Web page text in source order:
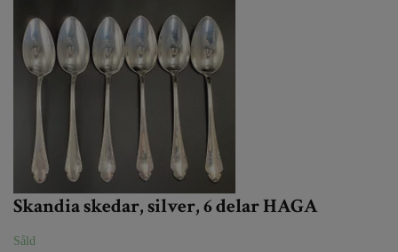
Skandia skedar, silver, 6 delar HAGA
Såld